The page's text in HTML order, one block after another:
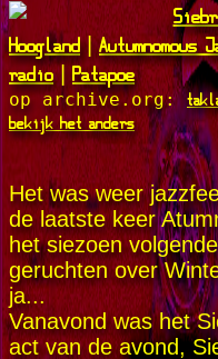
Hoogland|Autumnomous
radio| Patapoe
op archive.org:
bekijk het anders
Het was weer
de laatste keer
het siezoen
geruchten over
ja...
Vanavond was het
act van de avond,